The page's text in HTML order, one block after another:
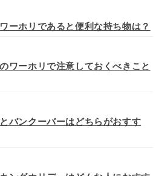
ーホリであると便利な持ち物は？
ワーホリで注意しておくべきこと
バンクーバーはどちらがおすす